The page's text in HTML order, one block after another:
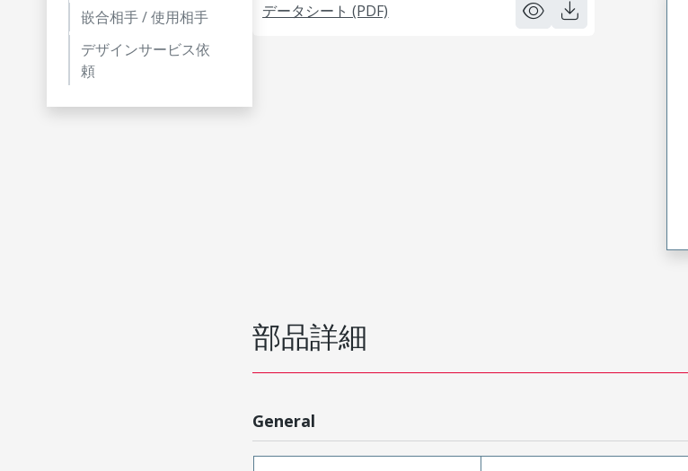
嵌合相手 / 使用相手
デザインサービス依
頼
データシート (PDF)
部品詳細
General